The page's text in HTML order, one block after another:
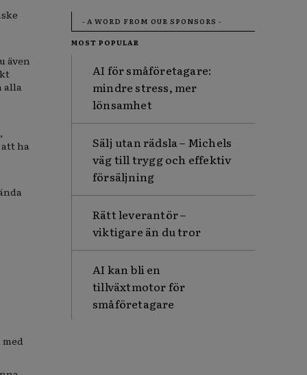
även
alla
ha
- A WORD FROM OUR SPONSORS -
MOST POPULAR
AI för småföretagare:
mindre stress, mer
lönsamhet
Sälj utan rädsla – Michels
väg till trygg och effektiv
försäljning
Rätt leverantör –
viktigare än du tror
AI kan bli en
tillväxtmotor för
småföretagare